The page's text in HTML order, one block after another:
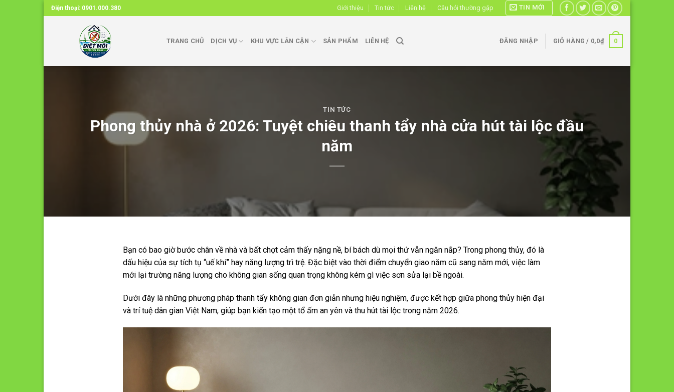
Skip
to
Điện thoại: 0901.000.380 Giới thiệu Tin tức Liên hệ Câu hỏi thường gặp TIN MỚI
TRANG CHỦ DỊCH VỤ KHU VỰC LÂN CẬN SẢN PHẨM LIÊN HỆ ĐĂNG NHẬP GIỎ HÀNG / 0,0₫ 0
TIN TỨC
Phong thủy nhà ở 2026: Tuyệt chiêu thanh tẩy nhà cửa hút tài lộc đầu
năm
Bạn có bao giờ bước chân về nhà và bất chợt cảm thấy nặng nề, bí bách dù mọi thứ vẫn ngăn nắp? Trong phong thủy, đó là
dấu hiệu của sự tích tụ “uế khí” hay năng lượng trì trệ. Đặc biệt vào thời điểm chuyển giao năm cũ sang năm mới, việc làm
mới lại trường năng lượng cho không gian sống quan trọng không kém gì việc sơn sửa lại bề ngoài.
Dưới đây là những phương pháp thanh tẩy không gian đơn giản nhưng hiệu nghiệm, được kết hợp giữa phong thủy hiện đại
và trí tuệ dân gian Việt Nam, giúp bạn kiến tạo một tổ ấm an yên và thu hút tài lộc trong năm 2026.